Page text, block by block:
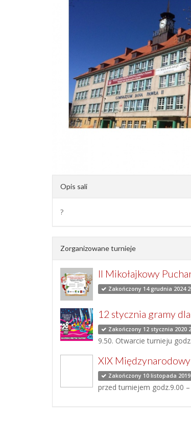
Opis sali
?
Zorganizowane turnieje
II Mikołajkowy
Zakończony 14 grudnia 2024
12 stycznia gramy
Zakończony 12 stycznia 2020
9.50. Otwarcie turnieju
XIX Międzynarodowy
Zakończony 10 listopada 2019
przed turniejem godz.9.00